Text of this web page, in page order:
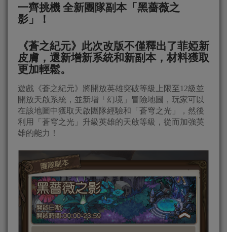
一齊挑機 全新團隊副本「黑薔薇之
影」！
《蒼之紀元》此次改版不僅釋出了菲婭新
皮膚，還新增新系統和新副本，材料獲取
更加輕鬆。
遊戲《蒼之紀元》將開放英雄突破等級上限至12級並
開放天啟系統，並新增「幻境」冒險地圖，玩家可以
在該地圖中獲取天啟團隊經驗和「蒼穹之光」，然後
利用「蒼穹之光」升級英雄的天啟等級，從而加強英
雄的能力！